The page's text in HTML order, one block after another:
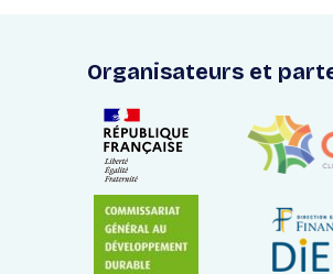
Organisateurs et